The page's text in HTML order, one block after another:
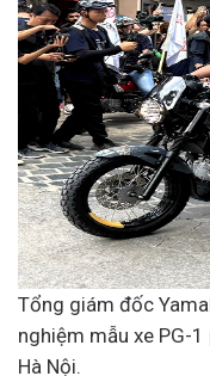
Tổng giám đốc
nghiệm mẫu xe PG-
Hà Nội.